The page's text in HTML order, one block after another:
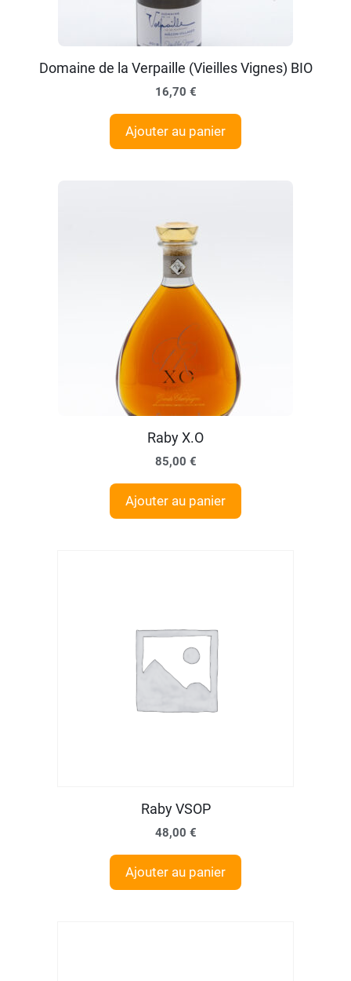
Domaine de la Verpaille (Vieilles Vignes) BIO
16,70 €
Ajouter au panier
Raby X.O
85,00 €
Ajouter au panier
Raby VSOP
48,00 €
Ajouter au panier